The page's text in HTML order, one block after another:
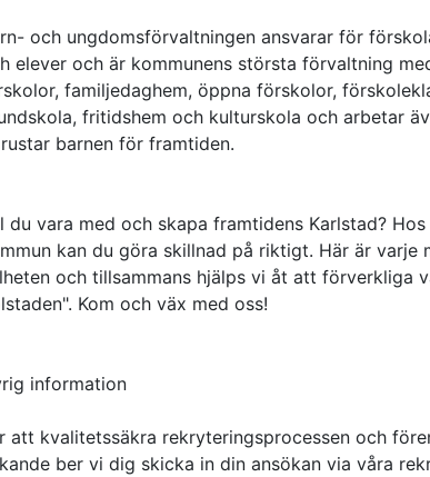
och ungdomsförvaltningen ansvarar för
elever och är kommunens största förvaltning
familjedaghem, öppna förskolor,
fritidshem och kulturskola och arbetar
barnen för framtiden.
du vara med och skapa framtidens Karlstad?
kan du göra skillnad på riktigt. Här är varje
och tillsammans hjälps vi åt att förverkliga
Kom och väx med oss!
information
att kvalitetssäkra rekryteringsprocessen och
ber vi dig skicka in din ansökan via våra